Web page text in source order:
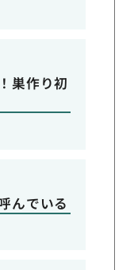
巣作り初
んでいる